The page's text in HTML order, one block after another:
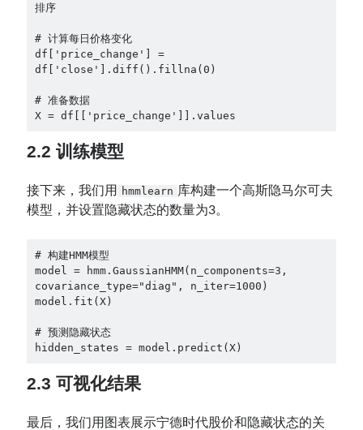
排序
# 计算每日价格变化
df['price_change'] =
df['close'].diff().fillna(0)
# 准备数据
X = df[['price_change']].values
2.2 训练模型
接下来，我们用 hmmlearn 库构建一个高斯隐马尔可夫
模型，并设置隐藏状态的数量为3。
# 构建HMM模型
model = hmm.GaussianHMM(n_components=3,
covariance_type="diag", n_iter=1000)
model.fit(X)
# 预测隐藏状态
hidden_states = model.predict(X)
2.3 可视化结果
最后，我们用图表展示宁德时代股价和隐藏状态的关